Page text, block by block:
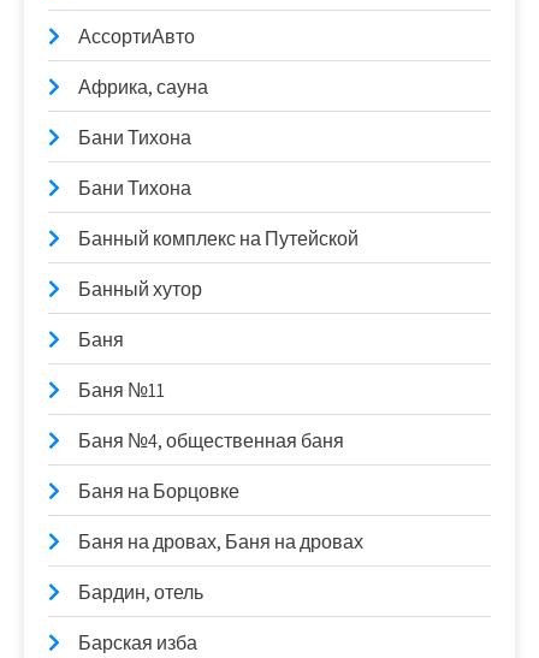
АссортиАвто
Африка, сауна
Бани Тихона
Бани Тихона
Банный комплекс на Путейской
Банный хутор
Баня
Баня №11
Баня №4, общественная баня
Баня на Борцовке
Баня на дровах, Баня на дровах
Бардин, отель
Барская изба